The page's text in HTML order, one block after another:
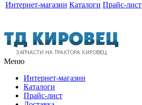
Интернет-магазин Каталоги Прайс-лист
Меню
Интернет-магазин
Каталоги
Прайс-лист